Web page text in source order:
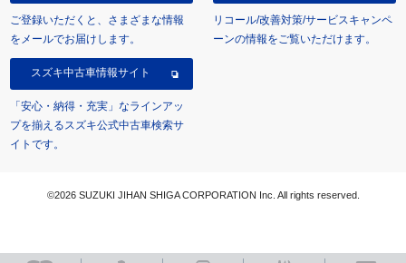
ご登録いただくと、さまざまな情報
をメールでお届けします。
リコール/改善対策/サービスキャンペ
ーンの情報をご覧いただけます。
スズキ中古車情報サイト
「安心・納得・充実」なラインアッ
プを揃えるスズキ公式中古車検索サ
イトです。
©2026 SUZUKI JIHAN SHIGA CORPORATION Inc. All rights reserved.